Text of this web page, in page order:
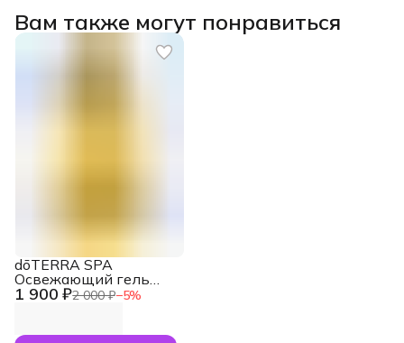
Вам также могут понравиться
1 900 ₽2 000 ₽−5%
dōTERRA SPA
Освежающий гель
для душа Refreshing